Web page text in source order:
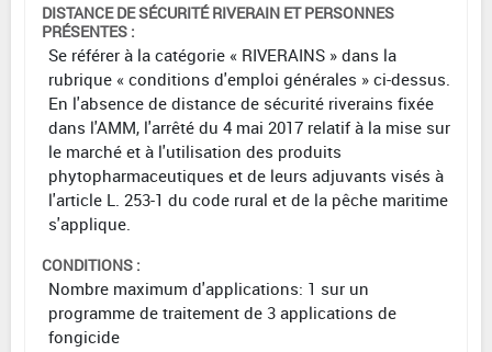
DISTANCE DE SÉCURITÉ RIVERAIN ET PERSONNES
PRÉSENTES :
Se référer à la catégorie « RIVERAINS » dans la
rubrique « conditions d'emploi générales » ci-dessus.
En l'absence de distance de sécurité riverains fixée
dans l'AMM, l'arrêté du 4 mai 2017 relatif à la mise sur
le marché et à l'utilisation des produits
phytopharmaceutiques et de leurs adjuvants visés à
l'article L. 253-1 du code rural et de la pêche maritime
s'applique.
CONDITIONS :
Nombre maximum d'applications: 1 sur un
programme de traitement de 3 applications de
fongicide